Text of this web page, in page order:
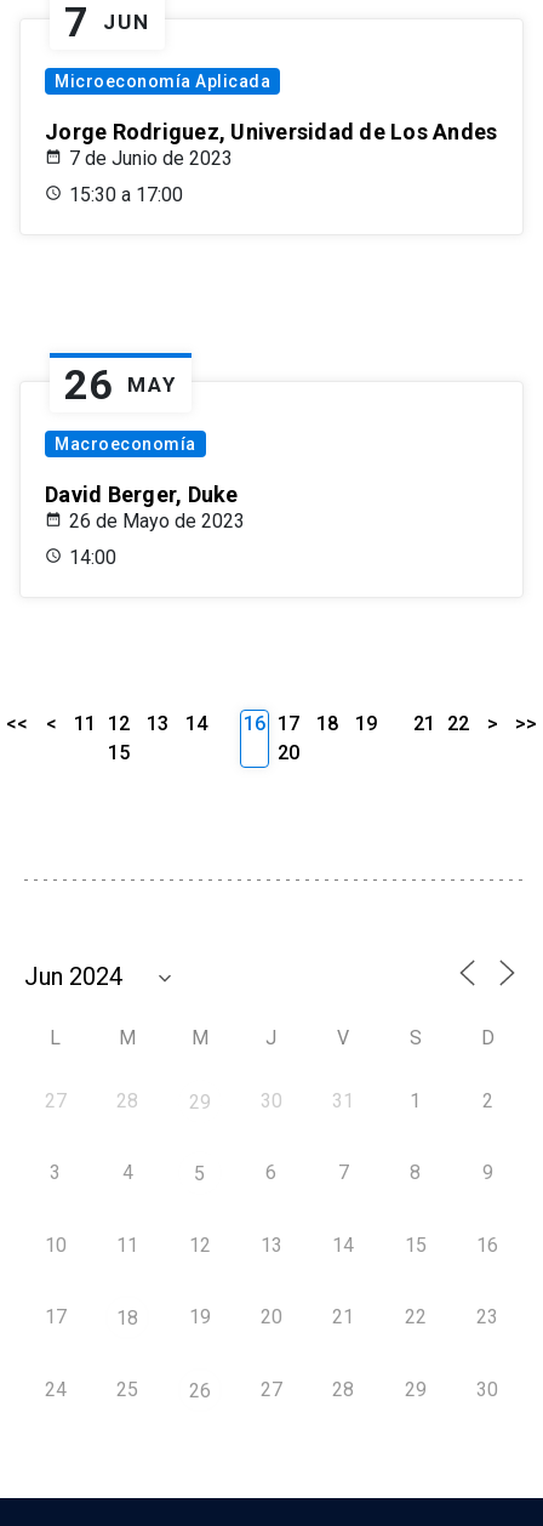
7 JUN
Microeconomía Aplicada
Jorge Rodriguez, Universidad de Los Andes
7 de Junio de 2023
15:30 a 17:00
26 MAY
Macroeconomía
David Berger, Duke
26 de Mayo de 2023
14:00
<< < 11 12 13
14
15
16 17 18
19
20
21 22 > >>
L M M J V S D
27 28 29 30 31 1 2
3 4 5 6 7 8 9
10 11 12 13 14 15 16
17 18 19 20 21 22 23
24 25 26 27 28 29 30